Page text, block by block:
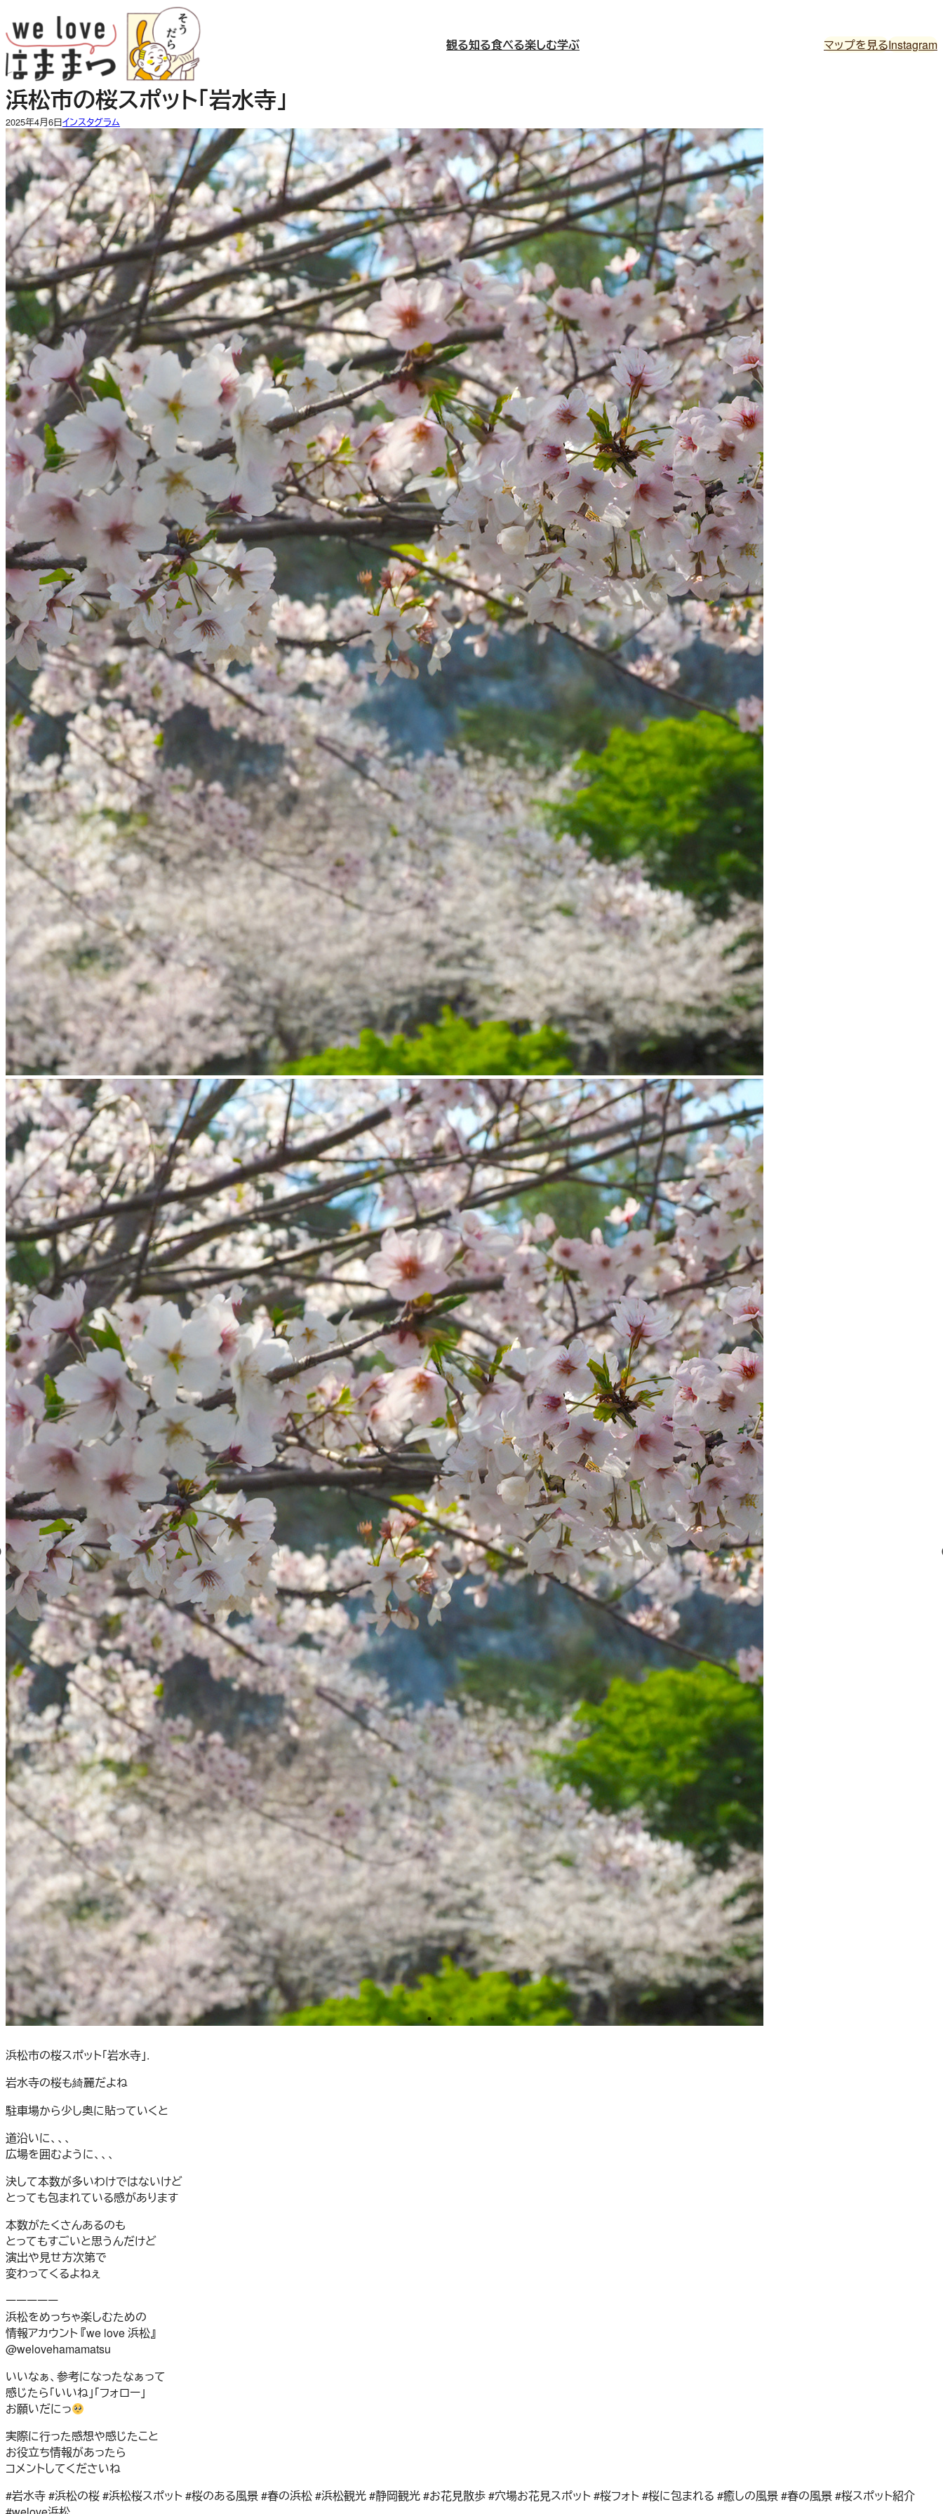
容
を
ス
キ
ッ
プ
観る知る食べる楽しむ学ぶ マップを見るInstagram
浜松市の桜スポット「岩水寺」
2025年4月6日インスタグラム
浜松市の桜スポット「岩水寺」.
岩水寺の桜も綺麗だよね
駐車場から少し奥に貼っていくと
道沿いに、、、
広場を囲むように、、、
決して本数が多いわけではないけど
とっても包まれている感があります
本数がたくさんあるのも
とってもすごいと思うんだけど
演出や見せ方次第で
変わってくるよねぇ
ーーーーー
浜松をめっちゃ楽しむための
情報アカウント 『we love 浜松』
@welovehamamatsu
いいなぁ、参考になったなぁって
感じたら「いいね」「フォロー」
お願いだにっ
実際に行った感想や感じたこと
お役立ち情報があったら
コメントしてくださいね
#岩水寺 #浜松の桜 #浜松桜スポット #桜のある風景 #春の浜松 #浜松観光 #静岡観光 #お花見散歩 #穴場お花見スポット #桜フォト #桜に包まれる #癒しの風景 #春の風景 #桜スポット紹介